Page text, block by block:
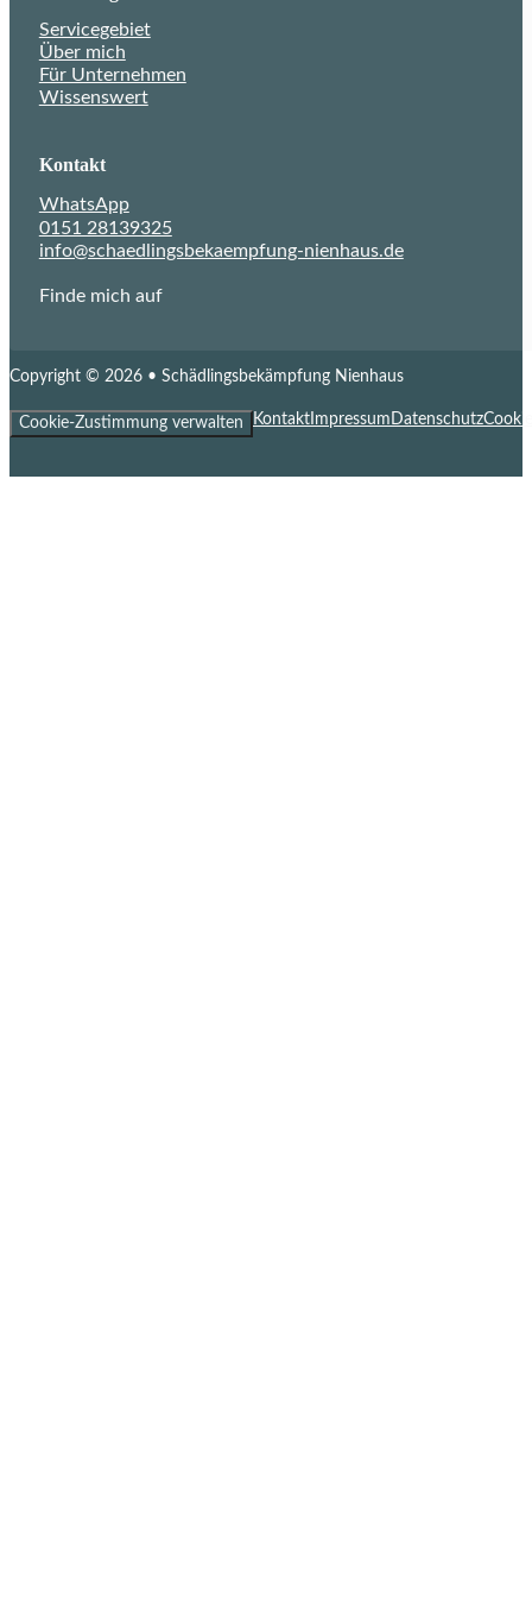
Servicegebiet
Über mich
Für Unternehmen
Wissenswert
Kontakt
WhatsApp
0151 28139325
info@schaedlingsbekaempfung-nienhaus.de
Finde mich auf
Copyright © 2026 • Schädlingsbekämpfung Nienhaus
Cookie-Zustimmung verwalten Kontakt Impressum Datenschutz